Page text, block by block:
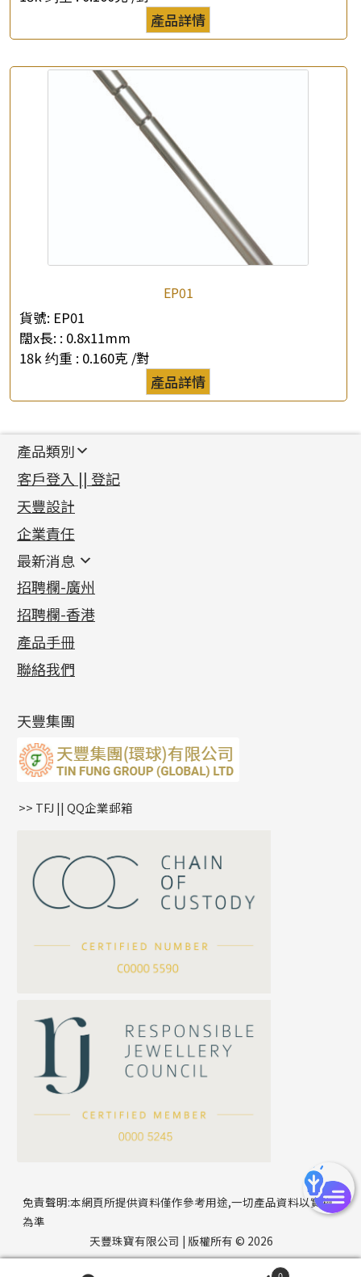
產品詳情
EP01
貨號: EP01
闊x長: : 0.8x11mm
18k 约重 : 0.160克 /對
產品詳情
公司名稱
聯絡電話
產品類別
新產品
足金系列
足金配件
機織鏈系列
珠仔鏈
镶口链
管狀網鏈
十字車花鏈系列
十字閃O鏈系列
十字錘打鏈系列
側身車花鏈系列
側身鏈系列
雙十字鏈系列
水波鏈系列
蛇骨鏈系列
鏈尾系列
嘴唇鏈系列
S車花鏈系列
珍珠鏈系列
坦克鏈系列
滿天星鏈系列
方假繩鏈系列
首飾配件
耳環類配件
卷迫系列
螺絲迫系列
梅花迫系列
平臺迫系列
綫拍系列
美拍系列
耳環扣系列
耳綫/耳鈎系列
耳環爪頭
耳環
鏈類配件
動感車花吊墜
調節珠系列
生圈扣系列
龍蝦扣系列
鴨俐制系列
字母吊墜
相盒吊墜
項鏈吊墜
生肖吊墜
星座吊墜
珠扣
其他類配件
珠盤系列
袖口鈕系列
焊片及鐳射綫
空心車花管
珠類配件
無孔光身珠
空心光身珠
無孔批花珠
鑲口類
四爪頭系列
六爪頭系列
車花片
動感車花片
鑲口戒指
鑲口手鏈系列
首飾系列
手镯系列
戒指系列
空心耳環
空心车花管首饰链
空心手鐲系列
貴金屬原料
千足金
記憶金屬系列
記憶戒指
拉簧珠珠手鏈
記憶鈦手鐲
客戶登入 || 登記
天豐設計
企業責任
最新消息
最新消息
各項證書(2)
相片集(9)
展覽會資訊
最新產品資訊
招聘欄-廣州
招聘欄-香港
產品手冊
聯絡我們
天豐集團
>> TFJ || QQ企業郵箱
免責聲明:本網頁所提供資料僅作參考用途,一切產品資料以實物
為準
天豐珠寶有限公司 | 版權所有 © 2026